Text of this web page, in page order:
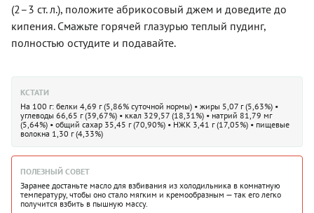
(2–3 ст. л.), положите абрикосовый джем и доведите до
кипения. Смажьте горячей глазурью теплый пудинг,
полностью остудите и подавайте.
КСТАТИ
На 100 г: белки 4,69 г (5,86% суточной нормы) • жиры 5,07 г (5,63%) •
углеводы 66,65 г (39,67%) • ккал 329,57 (18,31%) • натрий 81,79 мг
(5,64%) • общий сахар 35,45 г (70,90%) • НЖК 3,41 г (17,05%) • пищевые
волокна 1,30 г (4,33%)
ПОЛЕЗНЫЙ СОВЕТ
Заранее достаньте масло для взбивания из холодильника в комнатную
температуру, чтобы оно стало мягким и кремообразным — так его легко
получится взбить в пышную массу.